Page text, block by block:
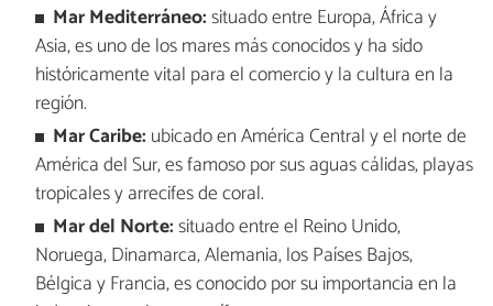
Mar Mediterráneo:situado entre Europa, África y
Asia, es uno de los mares más conocidos y ha sido
históricamente vital para el comercio y la cultura en la
región.
Mar Caribe: ubicado en América Central y el norte de
América del Sur, es famoso por sus aguas cálidas, playas
tropicales y arrecifes de coral.
Mar del Norte:situado entre el Reino Unido,
Noruega, Dinamarca, Alemania, los Países Bajos,
Bélgica y Francia, es conocido por su importancia en la